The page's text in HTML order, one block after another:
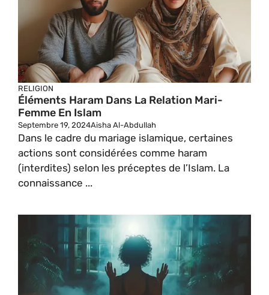
RELIGION
Éléments Haram Dans La Relation Mari-
Femme En Islam
Septembre 19, 2024Aisha Al-Abdullah
Dans le cadre du mariage islamique, certaines
actions sont considérées comme haram
(interdites) selon les préceptes de l’Islam. La
connaissance ...